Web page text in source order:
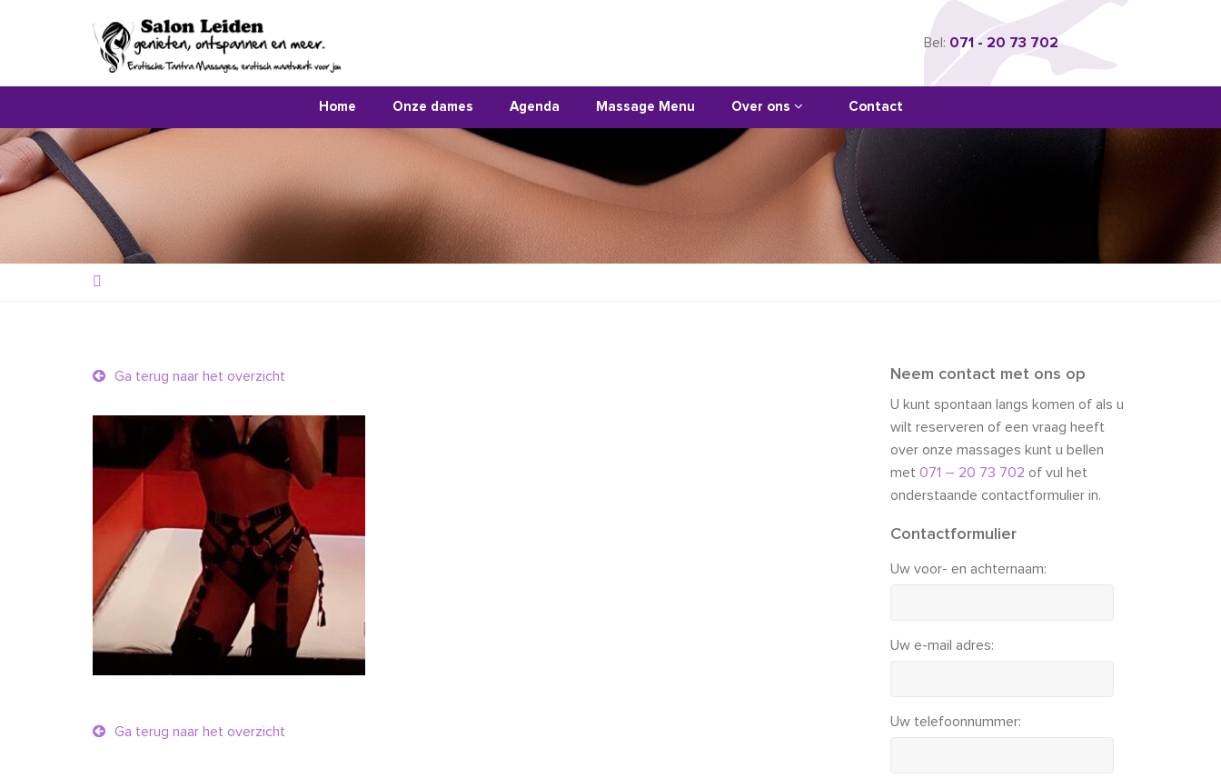
Bel: 071 - 20 73 702
Home Onze dames Agenda Massage Menu Over ons Contact
Ga terug naar het overzicht
Ga terug naar het overzicht
Neem contact met ons op
U kunt spontaan langs komen of als u
wilt reserveren of een vraag heeft
over onze massages kunt u bellen
met 071 – 20 73 702 of vul het
onderstaande contactformulier in.
Contactformulier
Uw voor- en achternaam:
Uw e-mail adres:
Uw telefoonnummer: